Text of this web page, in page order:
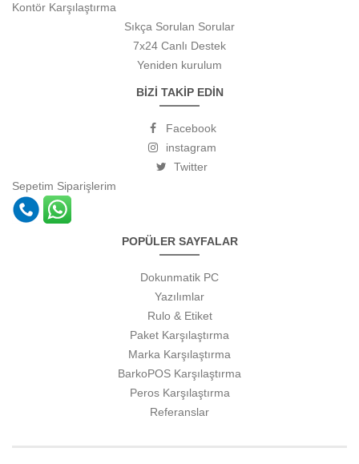
Kontör Karşılaştırma
Sıkça Sorulan Sorular
7x24 Canlı Destek
Yeniden kurulum
BİZİ TAKİP EDİN
Facebook
instagram
Twitter
Sepetim Siparişlerim
POPÜLER SAYFALAR
Dokunmatik PC
Yazılımlar
Rulo & Etiket
Paket Karşılaştırma
Marka Karşılaştırma
BarkoPOS Karşılaştırma
Peros Karşılaştırma
Referanslar